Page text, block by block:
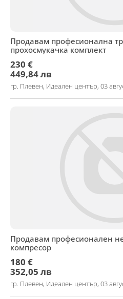
Продавам професионална
прохосмукачка комплект
230 €
449,84 лв
гр. Плевен, Идеален център, 03
Продавам професионален
компресор
180 €
352,05 лв
гр. Плевен, Идеален център, 03